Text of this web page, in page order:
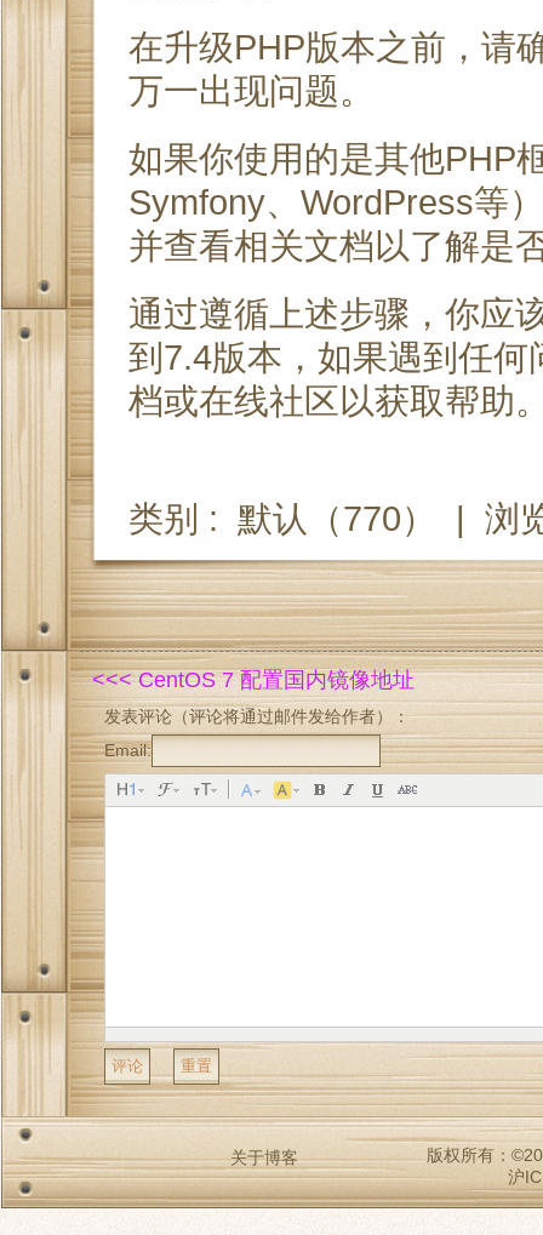
在升级PHP版本之前，请
万一出现问题。
如果你使用的是其他PHP
Symfony、WordPress等
并查看相关文档以了解是
通过遵循上述步骤，你应
到7.4版本，如果遇到任
档或在线社区以获取帮助
类别 : 默认 （770） | 浏
<<< CentOS 7 配置国内镜像地址
发表评论（评论将通过邮件发给作者）：
Email:
关于博客
版权所有：
沪